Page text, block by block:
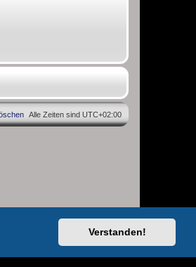
Verstanden!
Alle Zeiten sind UTC+02:00